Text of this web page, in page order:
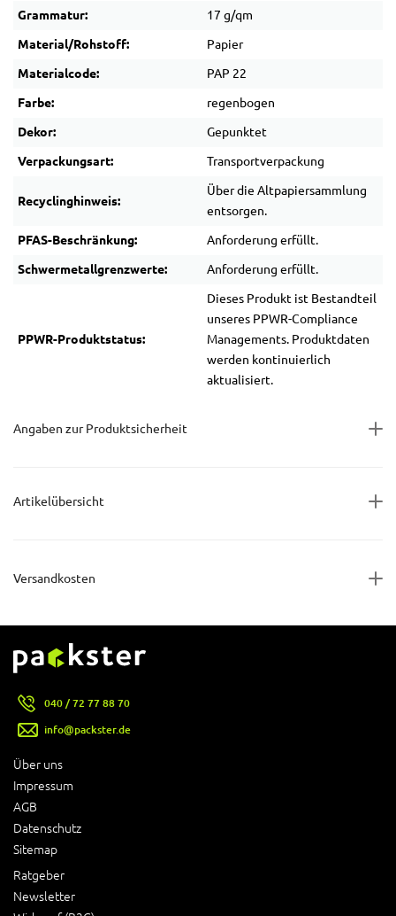
Grammatur: 17 g/qm
Material/Rohstoff: Papier
Materialcode: PAP 22
Farbe: regenbogen
Dekor: Gepunktet
Verpackungsart: Transportverpackung
Recyclinghinweis:
Über die Altpapiersammlung
entsorgen.
PFAS-Beschränkung: Anforderung erfüllt.
Schwermetallgrenzwerte: Anforderung erfüllt.
PPWR-Produktstatus:
Dieses Produkt ist Bestandteil
unseres PPWR-Compliance
Managements. Produktdaten
werden kontinuierlich
aktualisiert.
Angaben zur Produktsicherheit
Artikelübersicht
Versandkosten
Über uns
Impressum
AGB
Datenschutz
Sitemap
Ratgeber
Newsletter
040 / 72 77 88 70
info@packster.de